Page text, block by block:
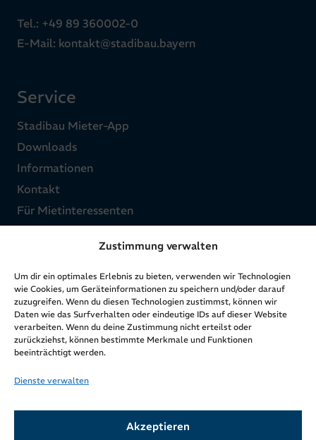
Zustimmung verwalten
Um dir ein optimales Erlebnis zu bieten, verwenden wir Technologien
wie Cookies, um Geräteinformationen zu speichern und/oder darauf
zuzugreifen. Wenn du diesen Technologien zustimmst, können wir
Daten wie das Surfverhalten oder eindeutige IDs auf dieser Website
verarbeiten. Wenn du deine Zustimmung nicht erteilst oder
zurückziehst, können bestimmte Merkmale und Funktionen
beeinträchtigt werden.
Dienste verwalten
Akzeptieren
Tel.: +49 89 360002-0
E-Mail: kontakt@stadibau.bayern
Service
Stadibau Mieter-App
Downloads
Informationen
Kontakt
Für Mietinteressenten
Struktur
Ziele & Werte
Zahlen & Fakten
Geschichte & Entwicklung
Aktuelles